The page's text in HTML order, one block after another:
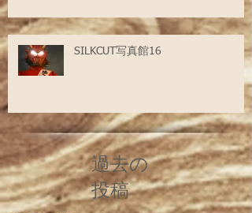
SILKCUT写真館16
過去の
投稿